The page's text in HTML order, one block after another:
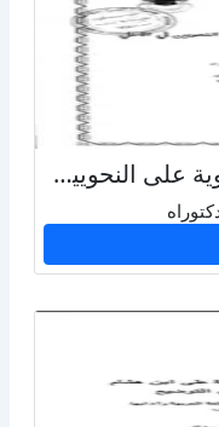
اعتراضات ابن الشجري النحوية على النحويين في الامالي عرض ودراسة